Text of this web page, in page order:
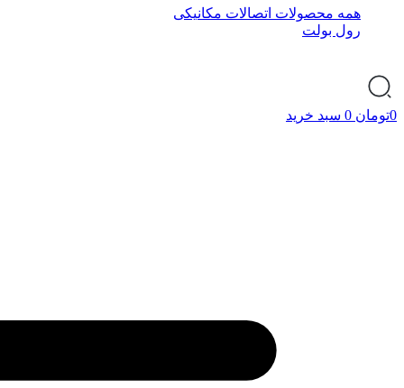
همه محصولات اتصالات مکانیکی
رول بولت
0تومان 0 سبد خرید